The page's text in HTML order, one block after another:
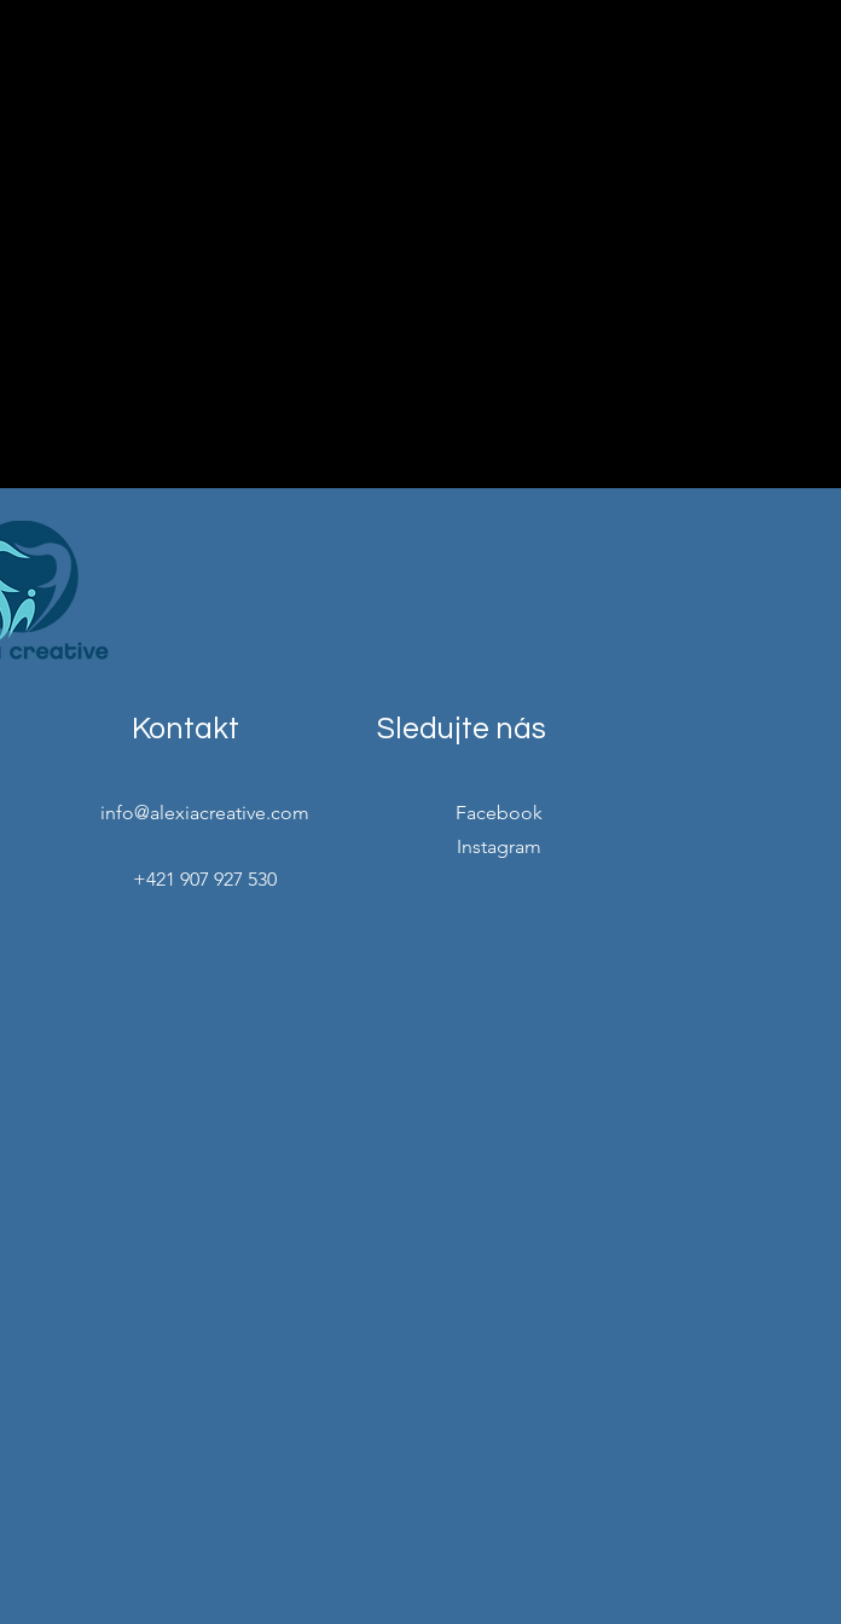
Kontakt
info@alexiacreative.com
+421 907 927 530
Sledujte nás
Facebook
Instagram